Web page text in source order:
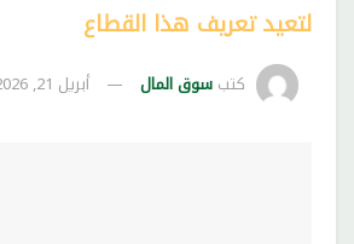
لتعيد تعريف هذا القطاع
كتب سوق المال أبريل 21, 2026